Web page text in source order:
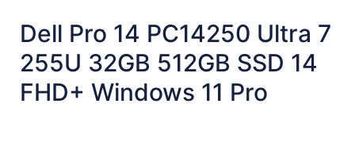
Dell Pro 14 PC14250 Ultra 7
255U 32GB 512GB SSD 14
FHD+ Windows 11 Pro